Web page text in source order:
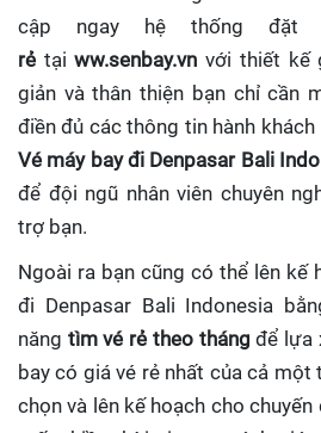
cập ngay hệ thống đặt
rẻ tạiww.senbay.vn với thiết kế
giản và thân thiện bạn chỉ cần
điền đủ các thông tin hành
Vé máy bay đi Denpasar Bali
để đội ngũ nhân viên chuyên
trợ bạn.
Ngoài ra bạn cũng có thể lên kế
đi Denpasar Bali Indonesia
năng tìm vé rẻ theo thángđể lựa
bay có giá vé rẻ nhất của cả
chọn và lên kế hoạch cho